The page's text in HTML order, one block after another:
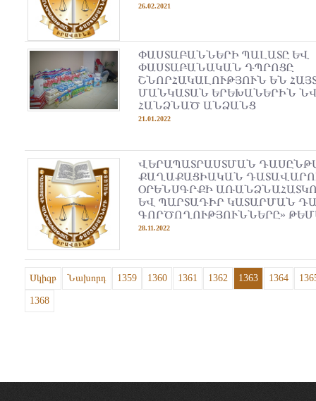
26.02.2021
ՓԱՍՏԱԲԱՆՆԵՐԻ ՊԱԼԱՏԸ ԵՎ
ՓԱՍՏԱԲԱՆԱԿԱՆ ԴՊՐՈՑԸ
ՇՆՈՐՀԱԿԱԼՈՒԹՅՈՒՆ ԵՆ
ՄԱՆԿԱՏԱՆ ԵՐԵԽԱՆԵՐԻՆ
ՀԱՆՁՆԱԾ ԱՆՁԱՆՑ
21.01.2022
ՎԵՐԱՊԱՏՐԱՍՏՄԱՆ
ՔԱՂԱՔԱՑԻԱԿԱՆ
ՕՐԵՆՍԳՐՔԻ
ԵՎ ՊԱՐՏԱԴԻՐ ԿԱՏԱՐՄԱՆ
ԳՈՐԾՈՂՈՒԹՅՈՒՆՆԵՐԸ»
28.11.2022
Սկիզբ Նախորդ 1359 1360 1361 1362 1363 1364
1368